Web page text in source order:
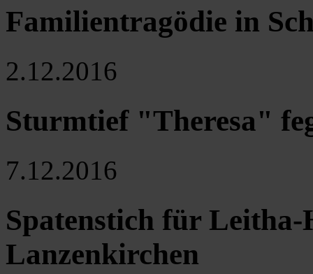
Familientragödie in
2.12.2016
Sturmtief "Theresa"
7.12.2016
Spatenstich für Leitha-
Lanzenkirchen